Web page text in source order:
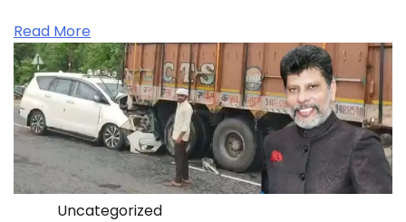
Read More
Uncategorized